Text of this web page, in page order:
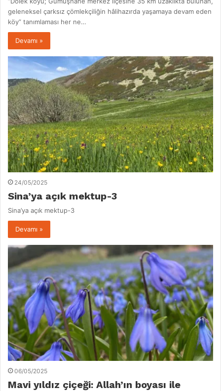
geleneksel çarksız çömlekçiliğin hâlihazırda yaşamaya devam eden
köy” tanımlaması her ne…
Devamı »
24/05/2025
Sina’ya açık mektup-3
Sina’ya açık mektup-3
Devamı »
06/05/2025
Mavi yıldız çiçeği: Allah’ın boyası ile